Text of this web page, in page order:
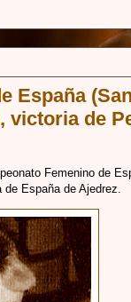
España
victoria de
Femenino de
España de Ajedrez.